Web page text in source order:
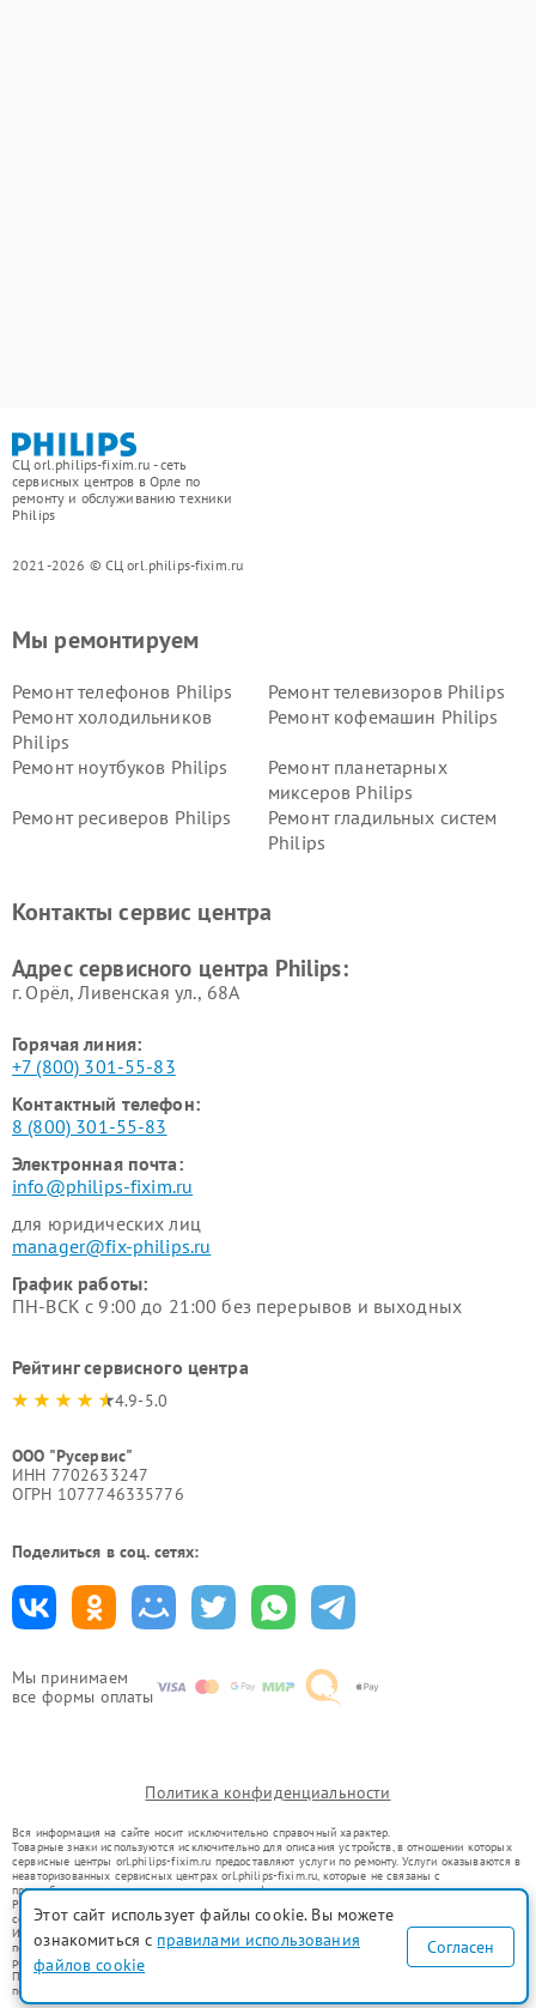
СЦ orl.philips-fixim.ru - сеть
сервисных центров в Орле по
ремонту и обслуживанию техники
Philips
2021-2026 © СЦ orl.philips-fixim.ru
Мы принимаем
все формы оплаты
Мы ремонтируем
Ремонт телефонов Philips
Ремонт телевизоров Philips
Ремонт холодильников
Philips
Ремонт кофемашин Philips
Ремонт ноутбуков Philips
Ремонт планетарных
миксеров Philips
Ремонт ресиверов Philips
Ремонт гладильных систем
Philips
Ремонт стиральных машин
Ремонт увлажнителей
Контакты сервис центра
Адрес сервисного центра Philips:
г. Орёл, Ливенская ул., 68А
Горячая линия:
+7 (800) 301-55-83
Контактный телефон:
8 (800) 301-55-83
Электронная почта:
info@philips-fixim.ru
для юридических лиц
manager@fix-philips.ru
График работы:
ПН-ВСК с 9:00 до 21:00 без перерывов и выходных
Рейтинг сервисного центра
4.9-5.0
ООО "Русервис"
ИНН 7702633247
ОГРН 1077746335776
Поделиться в соц. сетях:
Политика конфиденциальности
Вся информация на сайте носит исключительно справочный характер.
Товарные знаки используются исключительно для описания устройств, в отношении которых
сервисные центры orl.philips-fixim.ru предоставляют услуги по ремонту. Услуги оказываются в
неавторизованных сервисных центрах orl.philips-fixim.ru, которые не связаны с
правообладателями товарных знаков или их официальными представителями.
Ремонт осуществляется для устройств, уже введенных в гражданский оборот в соответствии
со статьей 1487 ГК РФ.
Использование товарных знаков не преследует цели индивидуализации услуг или введения
потребителей в заблуждение, а служит для информирования о предоставляемых услугах по
ремонту техники указанных брендов.
Представленная на сайте информация не является публичной офертой, определяемой
положениями Статьи 437(2) Гражданского кодекса РФ
Этот сайт использует файлы cookie. Вы можете
ознакомиться с правилами использования
файлов cookie
Согласен